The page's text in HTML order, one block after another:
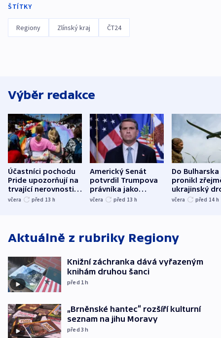
ŠTÍTKY
Regiony Zlínský kraj ČT24
Výběr redakce
Účastníci pochodu
Pride upozorňují na
trvající nerovnosti i
společenskou
včera před 13 h
Americký Senát
potvrdil Trumpova
právníka jako
ministra
včera před 13 h
Do Bulharska
pronikl
ukrajinský
explodoval
včera před 14 h
Aktuálně z rubriky Regiony
Knižní záchranka dává vyřazeným
knihám druhou šanci
před 1h
„Brněnské hantec“ rozšíří kulturní
seznam na jihu Moravy
před 3h